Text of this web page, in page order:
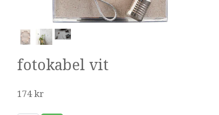
fotokabel vit
174 kr